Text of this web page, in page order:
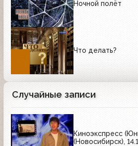
Ночной полёт
Что делать?
Случайные записи
Киноэкспресс
(Новосибирск),